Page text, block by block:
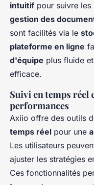
intuitif pour suivre les
gestion des
sont facilités via le
plateforme en ligne
d'équipe plus fluide
efficace.
Suivi en temps réel
performances
Axiio offre des outils
temps réel pour une
Les utilisateurs
ajuster les stratégies
Ces fonctionnalités